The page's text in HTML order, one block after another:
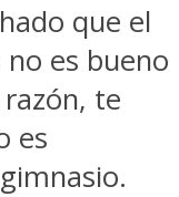
que el
es bueno
te
es